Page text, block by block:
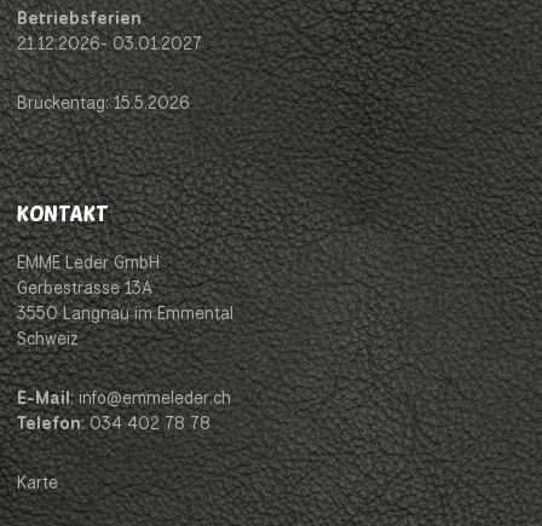
Betriebsferien
21.12.2026- 03.01.2027
Brückentag: 15.5.2026
KONTAKT
EMME Leder GmbH
Gerbestrasse 13A
3550 Langnau im Emmental
Schweiz
E-Mail: info@emmeleder.ch
Telefon: 034 402 78 78
Karte